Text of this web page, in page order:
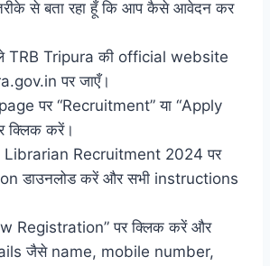
से बता रहा हूँ कि आप कैसे आवेदन कर
TRB Tripura की official website
पर जाएँ।
पर “Recruitment” या “Apply
क्लिक करें।
Recruitment 2024 पर
डाउनलोड करें और सभी instructions
Registration” पर क्लिक करें और
जैसे name, mobile number,